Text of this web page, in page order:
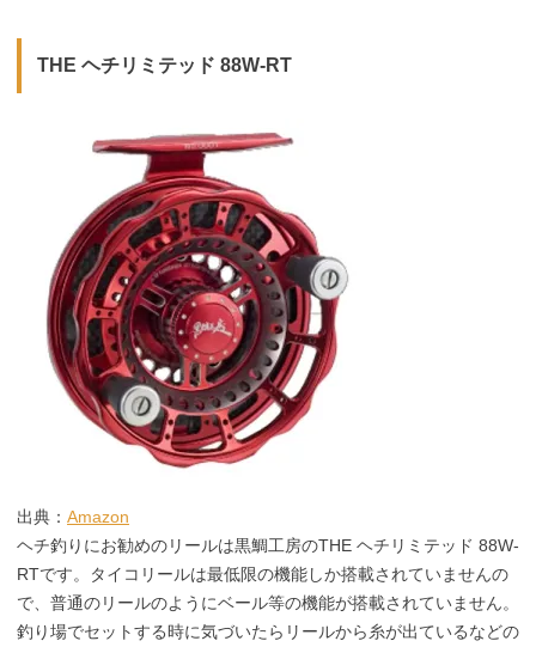
THE ヘチリミテッド 88W-RT
出典： Amazon
ヘチ釣りにお勧めのリールは黒鯛工房のTHE ヘチリミテッド 88W-
RTです。タイコリールは最低限の機能しか搭載されていませんの
で、普通のリールのようにベール等の機能が搭載されていません。
釣り場でセットする時に気づいたらリールから糸が出ているなどの